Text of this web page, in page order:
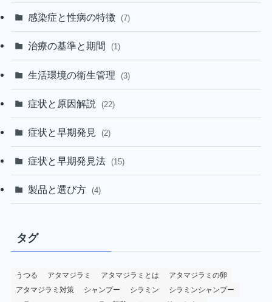
感染症と性病の特徴 (7)
治療の基準と期間 (1)
生活環境の衛生管理 (3)
症状と原因解説 (22)
症状と早期発見 (2)
症状と早期発見法 (15)
製品と選び方 (4)
タグ
うつる アタマジラミ アタマジラミとは
アタマジラミの卵
アタマジラミ対策
シャンプー シラミン
シラミンシャンプー